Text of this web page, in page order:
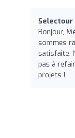
Selectour
Bonjour,
sommes
satisfaite.
pas à
projets !